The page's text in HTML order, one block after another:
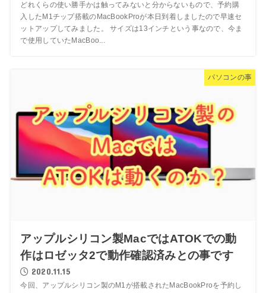
どれくらの使い勝手かは触ってみないと分からないもので、予約購
入したM1チップ搭載のMacBookProが本日到着しましたので早速セ
ットアップしてみました。 サイズは13インチという事なので、今ま
で使用していたMacBoo...
パソコンの事
アップルシリコン製MacではATOKでの動
作はロゼッタ2で動作確認済みとの事です
2020.11.15
今回、アップルシリコン製のM1が搭載されたMacBookProを予約し